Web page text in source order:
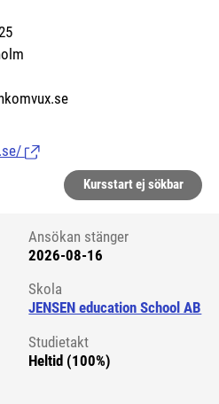
(Länk till extern sida.)
Kursstart ej sökbar
Ansökan stänger
2026-08-16
Skola
JENSEN education School AB
Studietakt
Heltid (100%)